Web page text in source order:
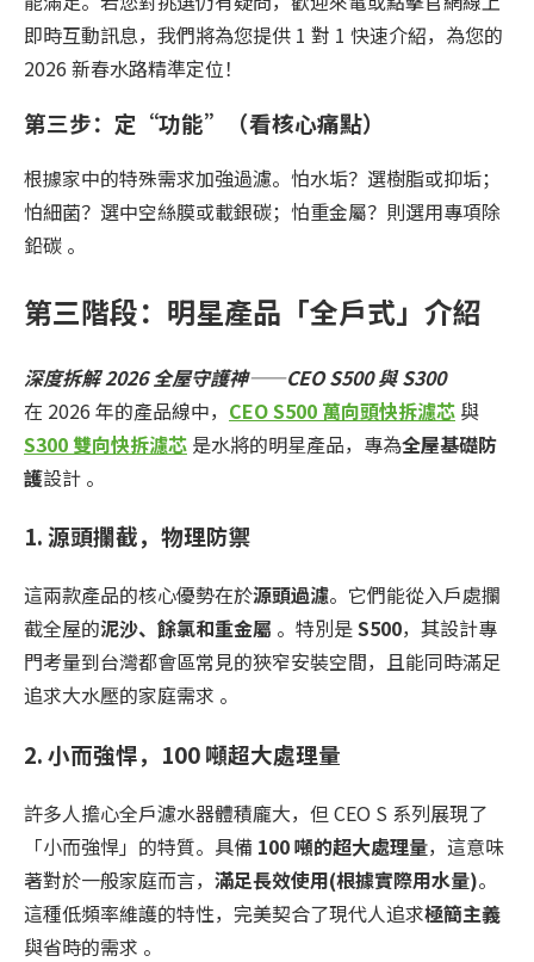
即時互動訊息，我們將為您提供 1 對 1 快速介紹，為您的
2026 新春水路精準定位！
第三步：定“功能”（看核心痛點）
根據家中的特殊需求加強過濾。怕水垢？選樹脂或抑垢；
怕細菌？選中空絲膜或載銀碳；怕重金屬？則選用專項除
鉛碳 。
第三階段： 明星產品「全戶式」介紹
深度拆解 2026 全屋守護神——CEO S500 與 S300
在 2026 年的產品線中， CEO S500 萬向頭快拆濾芯 與
S300 雙向快拆濾芯 是水將的明星產品，專為全屋基礎防
護設計 。
1. 源頭攔截，物理防禦
這兩款產品的核心優勢在於源頭過濾。它們能從入戶處攔
截全屋的泥沙、餘氯和重金屬 。特別是S500，其設計專
門考量到台灣都會區常見的狹窄安裝空間，且能同時滿足
追求大水壓的家庭需求 。
2. 小而強悍， 100噸超大處理量
許多人擔心全戶濾水器體積龐大，但 CEO S 系列展現了
「小而強悍」的特質。具備 100噸的超大處理量，這意味
著對於一般家庭而言， 滿足長效使用(根據實際用水量)。
這種低頻率維護的特性，完美契合了現代人追求極簡主義
與省時的需求 。